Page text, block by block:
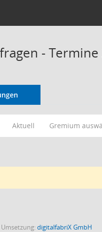
- Termine
Aktuell Gremium
Umsetzung:digitalfabriX GmbH